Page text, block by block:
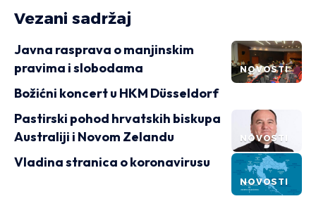
Vezani sadržaj
NOVOSTI
Javna rasprava o manjinskim
pravima i slobodama
Božićni koncert u HKM Düsseldorf
NOVOSTI
Pastirski pohod hrvatskih biskupa
Australiji i Novom Zelandu
NOVOSTI
Vladina stranica o koronavirusu